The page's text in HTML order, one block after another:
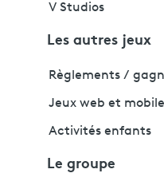
V Studios
Les autres jeux
Règlements /
Jeux web et mobile
Activités enfants
Le groupe